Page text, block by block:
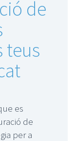
de
teus
es
de
per a